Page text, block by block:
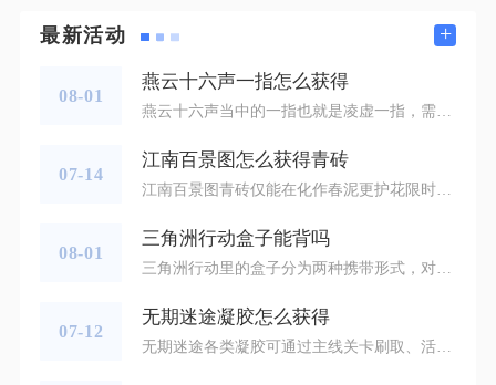
最新活动 +
08-01
燕云十六声一指怎么获得
07-14
江南百景图怎么获得青砖
08-01
三角洲行动盒子能背吗
07-12
无期迷途凝胶怎么获得